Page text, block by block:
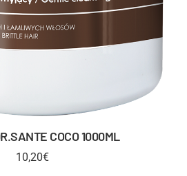
COCO 1000ML
10,20€